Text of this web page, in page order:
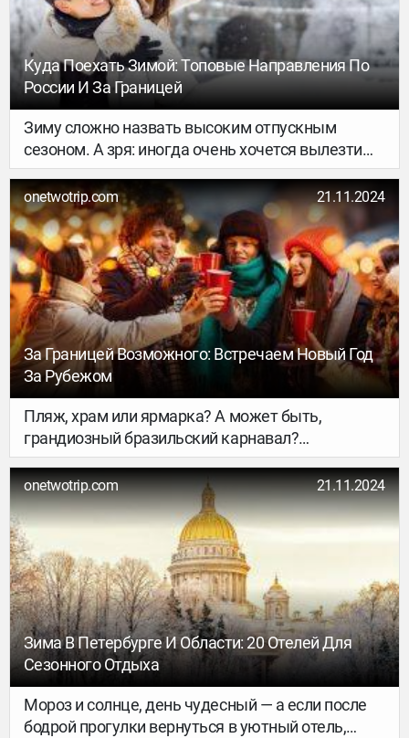
Куда Поехать Зимой: Топовые Направления По
России И За Границей
Зиму сложно назвать высоким отпускным
сезоном. А зря: иногда очень хочется вылезти
из-под одеяла и сменить обстановку. Собрали 10
идей для путешественников всех мастей — в
статье есть внутренние и зарубежные
направления, а ещё сценарии для активного,
ленивого или оздоровительного отдыха.
onetwotrip.com 21.11.2024
За Границей Возможного: Встречаем Новый Год
За Рубежом
Пляж, храм или ярмарка? А может быть,
грандиозный бразильский карнавал?
Рассказываем, где и как можно встретить 2025
год, чтобы он точно удался. Ловите 10 вариантов
и планируйте, как пройдёт главная ночь года.
onetwotrip.com 21.11.2024
Зима В Петербурге И Области: 20 Отелей Для
Сезонного Отдыха
Мороз и солнце, день чудесный — а если после
бодрой прогулки вернуться в уютный отель,